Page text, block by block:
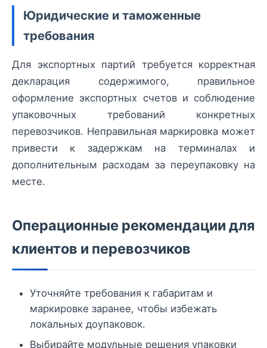
Юридические и таможенные
требования
Для экспортных партий требуется корректная
декларация содержимого, правильное
оформление экспортных счетов и соблюдение
упаковочных требований конкретных
перевозчиков. Неправильная маркировка может
привести к задержкам на терминалах и
дополнительным расходам за переупаковку на
месте.
Операционные рекомендации для
клиентов и перевозчиков
Уточняйте требования к габаритам и
маркировке заранее, чтобы избежать
локальных доупаковок.
Выбирайте модульные решения упаковки